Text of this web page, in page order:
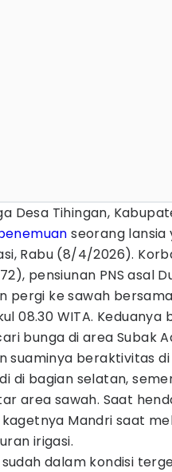
Desa Tihingan,
seorang lansia
Rabu (8/4/2026).
pensiunan PNS asal
pergi ke sawah
08.30 WITA. Keduanya
bunga di area Subak
suaminya beraktivitas
di bagian selatan,
area sawah. Saat
Mandri saat
irigasi.
dalam kondisi